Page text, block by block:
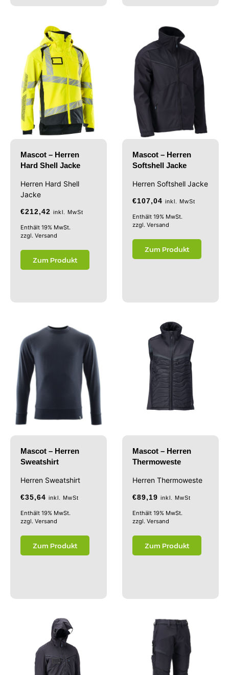
Mascot – Herren
Hard Shell Jacke
Herren Hard Shell
Jacke
€212,42 inkl. MwSt
Enthält 19% MwSt.
zzgl. Versand
Zum Produkt
Mascot – Herren
Softshell Jacke
Herren Softshell Jacke
€107,04 inkl. MwSt
Enthält 19% MwSt.
zzgl. Versand
Zum Produkt
Mascot – Herren
Sweatshirt
Herren Sweatshirt
€35,64 inkl. MwSt
Enthält 19% MwSt.
zzgl. Versand
Zum Produkt
Mascot – Herren
Thermoweste
Herren Thermoweste
€89,19 inkl. MwSt
Enthält 19% MwSt.
zzgl. Versand
Zum Produkt